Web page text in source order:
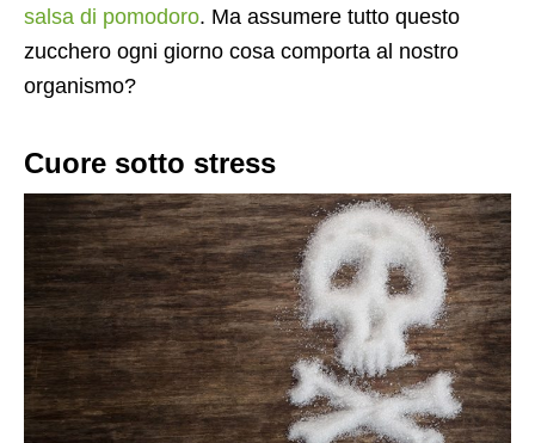
salsa di pomodoro. Ma assumere tutto questo
zucchero ogni giorno cosa comporta al nostro
organismo?
Cuore sotto stress